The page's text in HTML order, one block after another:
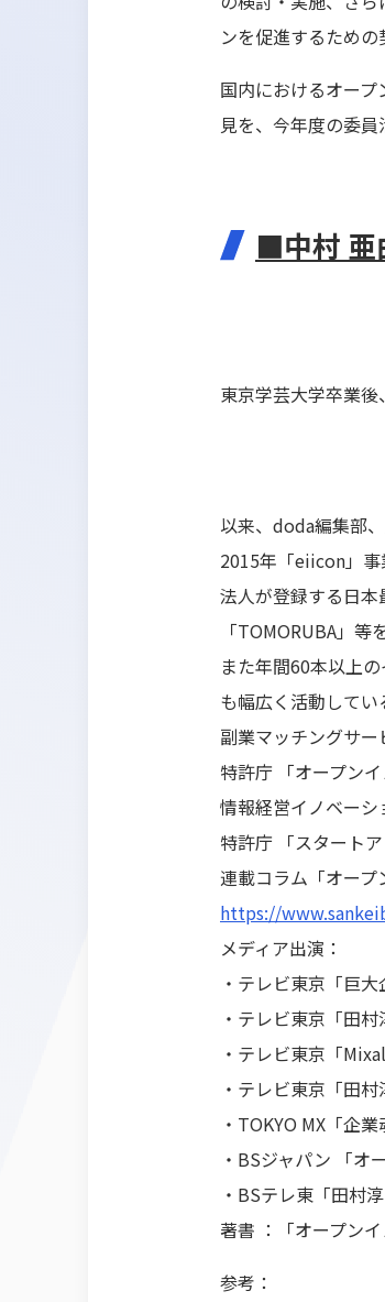
ンを促進するため
国内におけるオー
見を、今年度の委員
■中村 亜
東京学芸大学卒業
以来、doda編集部
2015年「eiicon」
法人が登録する日
「TOMORUBA」等
また年間60本以上
も幅広く活動してい
副業マッチングサ
特許庁 「オープン
情報経営イノベーシ
特許庁 「スタート
連載コラム「オープ
https://
メディア出演：
・テレビ東京「巨
・テレビ東京「田
・テレビ東京「
・テレビ東京「田
・TOKYO MX「企業
・BSジャパン 「オ
・BSテレ東「田村
著書 ：「オープン
参考：